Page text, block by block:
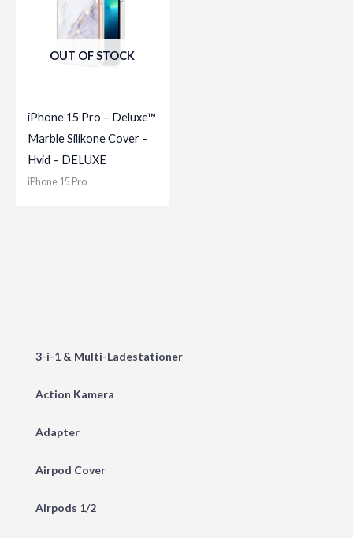
3-i-1 & Multi-Ladestationer
Action Kamera
Adapter
Airpod Cover
Airpods 1/2
OUT OF STOCK
iPhone 15 Pro – Deluxe™
Marble Silikone Cover –
Hvid – DELUXE
iPhone 15 Pro